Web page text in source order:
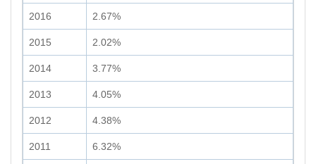
2016 2.67%
2015 2.02%
2014 3.77%
2013 4.05%
2012 4.38%
2011 6.32%